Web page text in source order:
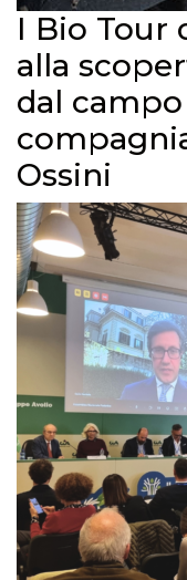
I Bio Tour
alla
dal
Ossini